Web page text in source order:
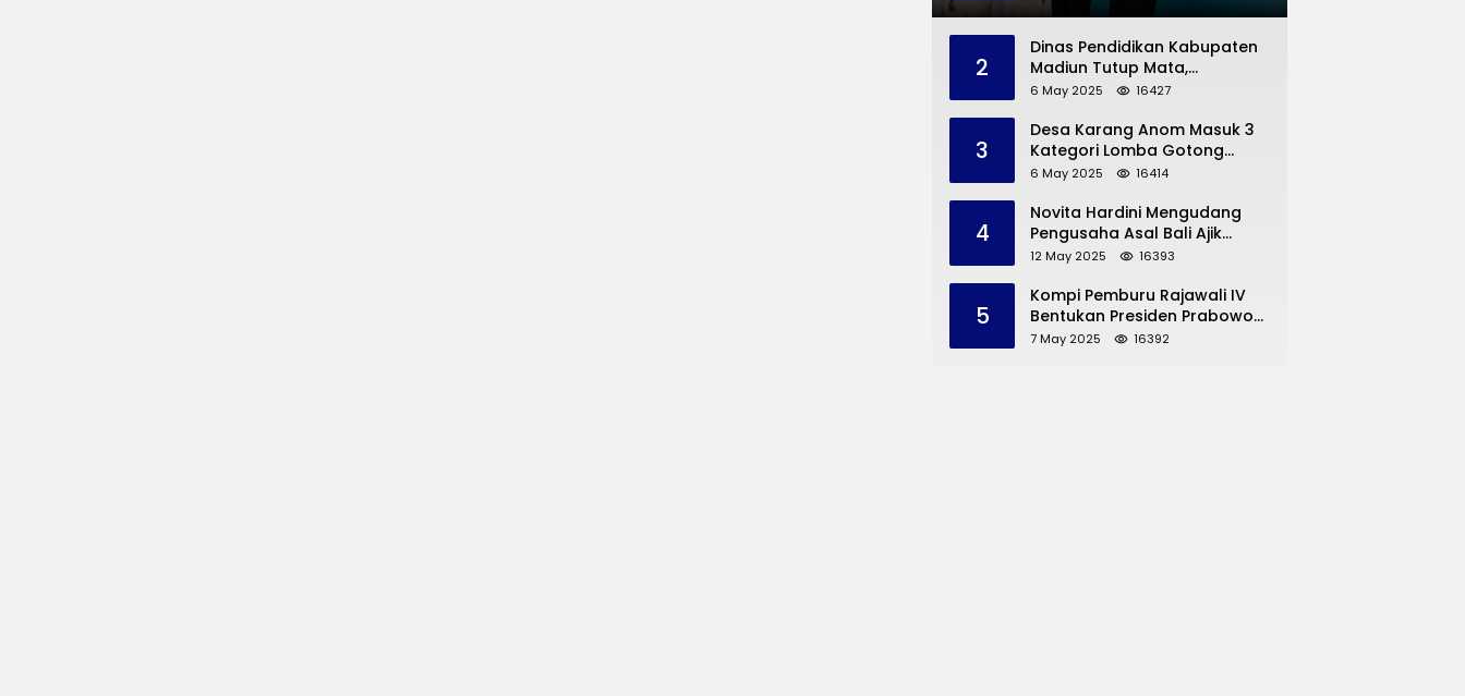
2
Dinas Pendidikan Kabupaten
Madiun Tutup Mata,
Bangunan SD Roboh Kades
Dana Pribadi
6 May 2025 16427
3
Desa Karang Anom Masuk 3
Kategori Lomba Gotong
Royong Provinsi Jatim, Ini
Trenggalek
6 May 2025 16414
4
Novita Hardini Mengudang
Pengusaha Asal Bali Ajik
Krisna, Berbagi Ilmu
dan UMKM Trenggalek
12 May 2025 16393
5
Kompi Pemburu Rajawali IV
Bentukan Presiden Prabowo
Reuni
7 May 2025 16392